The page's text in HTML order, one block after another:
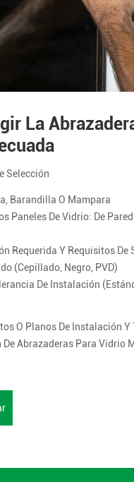
La
Selección
Barandilla O Mampara
Paneles De Vidrio: De
Requerida Y Requisitos De
(cepillado, Negro, PVD)
De Instalación
O Planos De Instalación Y
De Abrazaderas Para Vidrio